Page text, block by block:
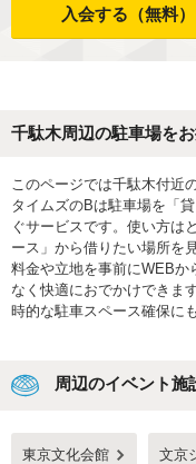
入会する（無料）
千駄木周辺の駐車場を
このページでは千駄木付近
タイムズのBは駐車場を「
ぐサービスです。使い方は
ース」から借りたい場所を
料金や立地を事前にWEBか
なく快適におでかけできま
時的な駐車スペース確保に
周辺のイベント施
東京文化会館 文京